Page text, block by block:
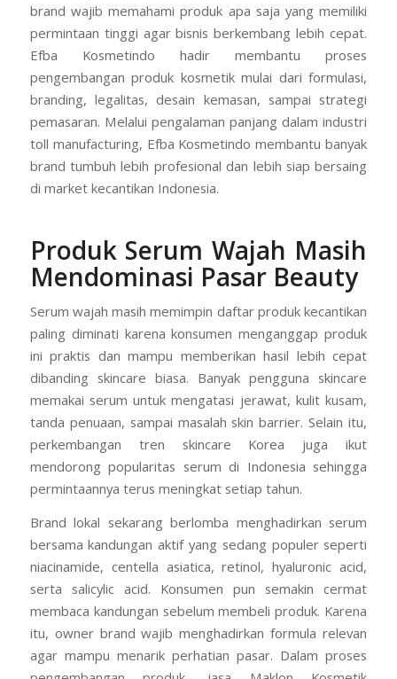
brand wajib memahami produk apa saja yang memiliki
permintaan tinggi agar bisnis berkembang lebih cepat.
Efba Kosmetindo hadir membantu proses
pengembangan produk kosmetik mulai dari formulasi,
branding, legalitas, desain kemasan, sampai strategi
pemasaran. Melalui pengalaman panjang dalam industri
toll manufacturing, Efba Kosmetindo membantu banyak
brand tumbuh lebih profesional dan lebih siap bersaing
di market kecantikan Indonesia.
Produk Serum Wajah Masih
Mendominasi Pasar Beauty
Serum wajah masih memimpin daftar produk kecantikan
paling diminati karena konsumen menganggap produk
ini praktis dan mampu memberikan hasil lebih cepat
dibanding skincare biasa. Banyak pengguna skincare
memakai serum untuk mengatasi jerawat, kulit kusam,
tanda penuaan, sampai masalah skin barrier. Selain itu,
perkembangan tren skincare Korea juga ikut
mendorong popularitas serum di Indonesia sehingga
permintaannya terus meningkat setiap tahun.
Brand lokal sekarang berlomba menghadirkan serum
bersama kandungan aktif yang sedang populer seperti
niacinamide, centella asiatica, retinol, hyaluronic acid,
serta salicylic acid. Konsumen pun semakin cermat
membaca kandungan sebelum membeli produk. Karena
itu, owner brand wajib menghadirkan formula relevan
agar mampu menarik perhatian pasar. Dalam proses